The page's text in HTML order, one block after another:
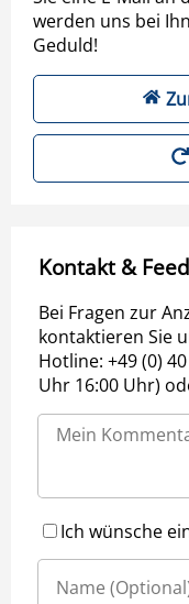
werden uns bei
Geduld!
Kontakt &
Bei Fragen zur
kontaktieren Sie
Hotline: +49 (0)
Uhr 16:00 Uhr)
Ich wünsche